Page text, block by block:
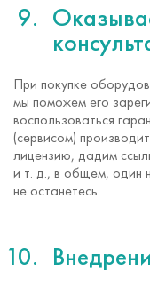
При покупке
мы поможем его
воспользоваться
(сервисом)
лицензию, дадим
и т. д., в общем, один
не останетесь.